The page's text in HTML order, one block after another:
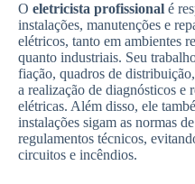
O eletricista profissional é
instalações, manutenções e
elétricos, tanto em ambientes
quanto industriais. Seu
fiação, quadros de
a realização de diagnósticos e
elétricas. Além disso, ele
instalações sigam as normas
regulamentos técnicos,
circuitos e incêndios.